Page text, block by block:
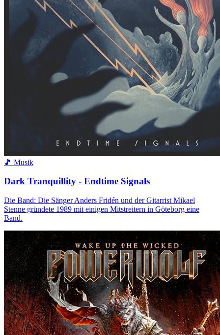
🎵 Musik
Dark Tranquillity - Endtime Signals
Die Band: Die Sänger Anders Fridén und der Gitarrist Mikael
Stenne gründete 1989 mit einigen Mitstreitern in Göteborg eine
Band.